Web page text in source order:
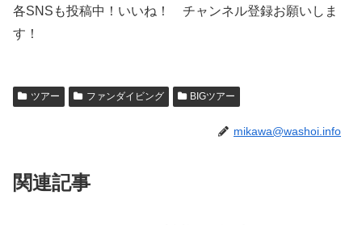
各SNSも投稿中！いいね！ チャンネル登録お願いしま
す！
ツアー ファンダイビング BIGツアー
mikawa@washoi.info
関連記事